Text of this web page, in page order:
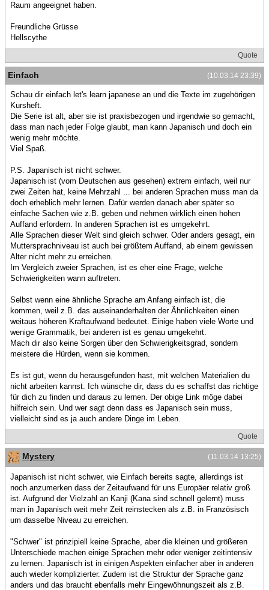
Raum angeeignet haben.
Freundliche Grüsse
Hellscythe
Quote
(10.03.14 23:39)
Einfach
Schau dir einfach let's learn japanese an und die Texte im zugehörigen
Kursheft.
Die Serie ist alt, aber sie ist praxisbezogen und irgendwie so gemacht,
dass man nach jeder Folge glaubt, man kann Japanisch und doch ein
wenig mehr möchte.
Viel Spaß.
P.S. Japanisch ist nicht schwer.
Japanisch ist (vom Deutschen aus gesehen) extrem einfach, weil nur
zwei Zeiten hat, keine Mehrzahl ... bei anderen Sprachen muss man da
doch erheblich mehr lernen. Dafür werden danach aber später so
einfache Sachen wie z.B. geben und nehmen wirklich einen hohen
Auffand erfordern. In anderen Sprachen ist es umgekehrt.
Alle Sprachen dieser Welt sind gleich schwer. Oder anders gesagt, ein
Muttersprachniveau ist auch bei größtem Auffand, ab einem gewissen
Alter nicht mehr zu erreichen.
Im Vergleich zweier Sprachen, ist es eher eine Frage, welche
Schwierigkeiten wann auftreten.
Selbst wenn eine ähnliche Sprache am Anfang einfach ist, die
kommen, weil z.B. das auseinanderhalten der Ähnlichkeiten einen
weitaus höheren Kraftaufwand bedeutet. Einige haben viele Worte und
wenige Grammatik, bei anderen ist es genau umgekehrt.
Mach dir also keine Sorgen über den Schwierigkeitsgrad, sondern
meistere die Hürden, wenn sie kommen.
Es ist gut, wenn du herausgefunden hast, mit welchen Materialien du
nicht arbeiten kannst. Ich wünsche dir, dass du es schaffst das richtige
für dich zu finden und daraus zu lernen. Der obige Link möge dabei
hilfreich sein. Und wer sagt denn dass es Japanisch sein muss,
vielleicht sind es ja auch andere Dinge im Leben.
Quote
(11.03.14 13:25)
Mystery
Japanisch ist nicht schwer, wie Einfach bereits sagte, allerdings ist
noch anzumerken dass der Zeitaufwand für uns Europäer relativ groß
ist. Aufgrund der Vielzahl an Kanji (Kana sind schnell gelernt) muss
man in Japanisch weit mehr Zeit reinstecken als z.B. in Französisch
um dasselbe Niveau zu erreichen.
"Schwer" ist prinzipiell keine Sprache, aber die kleinen und größeren
Unterschiede machen einige Sprachen mehr oder weniger zeitintensiv
zu lernen. Japanisch ist in einigen Aspekten einfacher aber in anderen
auch wieder komplizierter. Zudem ist die Struktur der Sprache ganz
anders und das braucht ebenfalls mehr Eingewöhnungszeit als z.B.